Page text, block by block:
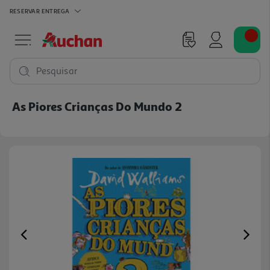
RESERVAR ENTREGA
Pesquisar
As Piores Crianças Do Mundo 2
Previous